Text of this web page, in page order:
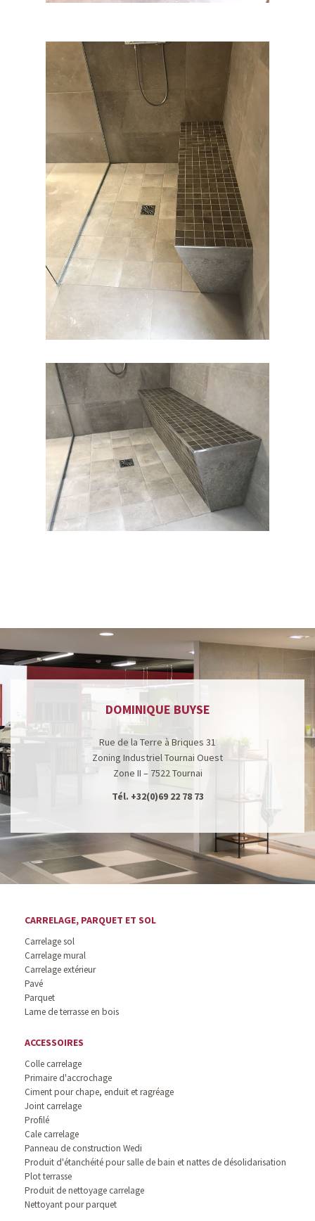
DOMINIQUE BUYSE
Rue de la Terre à Briques 31
Zoning Industriel Tournai Ouest
Zone II – 7522 Tournai
Tél. +32(0)69 22 78 73
CARRELAGE, PARQUET ET SOL
Carrelage sol
Carrelage mural
Carrelage extérieur
Pavé
Parquet
Lame de terrasse en bois
ACCESSOIRES
Colle carrelage
Primaire d'accrochage
Ciment pour chape, enduit et ragréage
Joint carrelage
Profilé
Cale carrelage
Panneau de construction Wedi
Produit d'étanchéité pour salle de bain et nattes de désolidarisation
Plot terrasse
Produit de nettoyage carrelage
Nettoyant pour parquet